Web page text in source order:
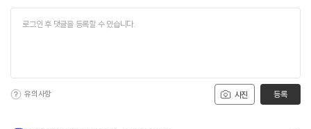
사진
유의사항 등록